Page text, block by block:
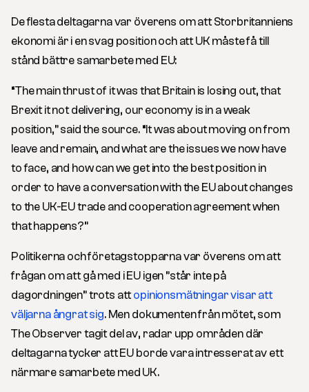
De flesta deltagarna var överens om att Storbritanniens
ekonomi är i en svag position och att UK måste få till
stånd bättre samarbete med EU:
“The main thrust of it was that Britain is losing out, that
Brexit it not delivering, our economy is in a weak
position,” said the source. “It was about moving on from
leave and remain, and what are the issues we now have
to face, and how can we get into the best position in
order to have a conversation with the EU about changes
to the UK-EU trade and cooperation agreement when
that happens?”
Politikerna och företagstopparna var överens om att
frågan om att gå med i EU igen ”står inte på
dagordningen” trots attopinionsmätningar visar att
väljarna ångrat sig. Men dokumenten från mötet, som
The Observer tagit del av, radar upp områden där
deltagarna tycker att EU borde vara intresserat av ett
närmare samarbete med UK.